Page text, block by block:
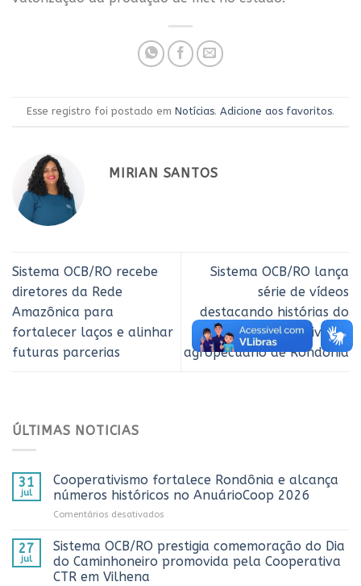
Esse registro foi postado em Notícias. Adicione aos favoritos.
MIRIAN SANTOS
Sistema OCB/RO recebe
diretores da Rede
Amazônica para
fortalecer laços e alinhar
futuras parcerias
Sistema OCB/RO lança
série de vídeos
destacando histórias do
cooperativismo
agropecuário de Rondônia
ÚLTIMAS NOTICIAS
31
jul
Cooperativismo fortalece Rondônia e alcança
números históricos no AnuárioCoop 2026
Comentários desativados
fortalece
Rondônia
e
27
jul
Sistema OCB/RO prestigia comemoração do Dia
do Caminhoneiro promovida pela Cooperativa
CTR em Vilhena